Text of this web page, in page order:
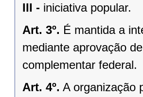
III - iniciativa popular.
Art. 3º. É mantida a
mediante aprovação
complementar federal.
Art. 4º. A organização